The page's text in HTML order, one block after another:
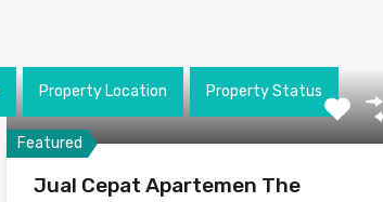
Property Location Property Status
Featured
Jual Cepat Apartemen The